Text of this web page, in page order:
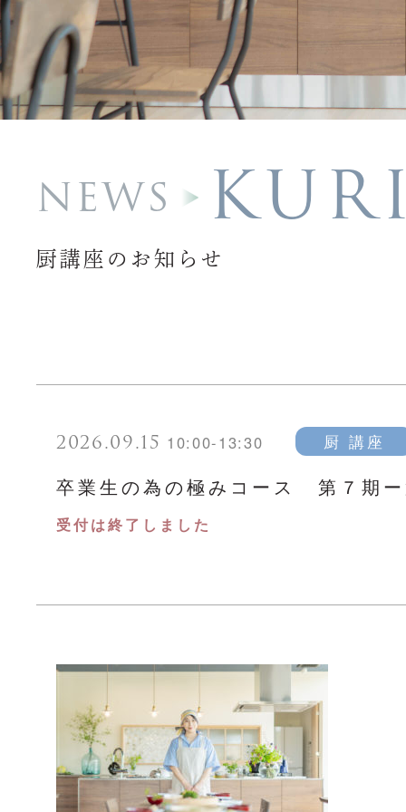
NEWS
厨講座のお知らせ
2026.09.15 10:00-13:30 厨 講座
卒業生の為の極みコース 第７期
受付は終了しました